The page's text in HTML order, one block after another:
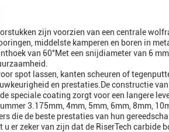
zijn voorzien van een centrale
middelste kamperen en boren in
van 60°Met een snijdiameter van 6
spot lassen, kanten scheuren of
en prestaties.De constructie
speciale coating zorgt voor een langere
3.175mm, 4mm, 5mm, 6mm, 8mm,
die de beste prestaties van hun
u er zeker van zijn dat de RiserTech carbide